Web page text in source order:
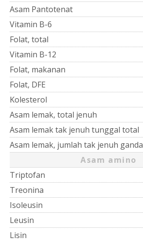
Asam Pantotenat
Vitamin B-6
Folat, total
Vitamin B-12
Folat, makanan
Folat, DFE
Kolesterol
Asam lemak, total jenuh
Asam lemak tak jenuh tunggal total
Asam lemak, jumlah tak jenuh ganda
Asam amino
Triptofan
Treonina
Isoleusin
Leusin
Lisin